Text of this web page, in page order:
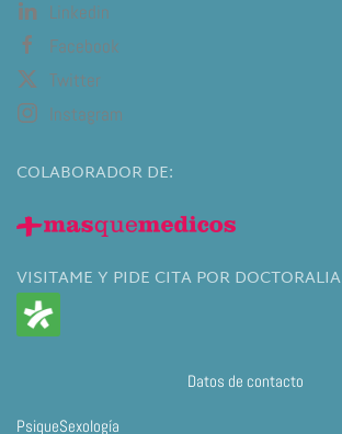
Linkedin
Facebook
Twitter
Instagram
COLABORADOR DE:
VISITAME Y PIDE CITA POR DOCTORALIA
Datos de contacto
PsiqueSexología